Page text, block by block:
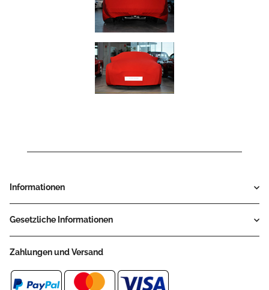
Informationen
Gesetzliche Informationen
Zahlungen und Versand